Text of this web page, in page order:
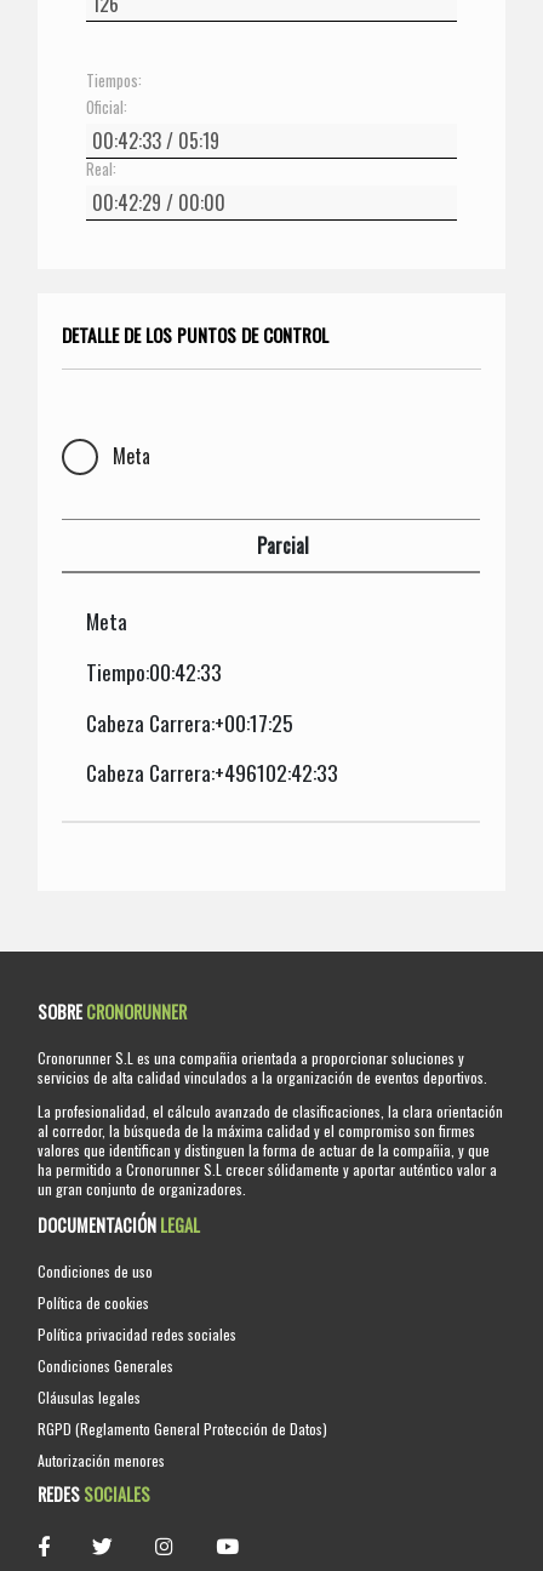
Tiempos:
Oficial:
Real:
DETALLE DE LOS PUNTOS DE CONTROL
Meta
Parcial
Meta
Tiempo:00:42:33
Cabeza Carrera:+00:17:25
Cabeza Carrera:+496102:42:33
SOBRECRONORUNNER
Cronorunner S.L es una compañia orientada a proporcionar soluciones y
servicios de alta calidad vinculados a la organización de eventos deportivos.
La profesionalidad, el cálculo avanzado de clasificaciones, la clara orientación
al corredor, la búsqueda de la máxima calidad y el compromiso son firmes
valores que identifican y distinguen la forma de actuar de la compañia, y que
ha permitido a Cronorunner S.L crecer sólidamente y aportar auténtico valor a
un gran conjunto de organizadores.
DOCUMENTACIÓNLEGAL
Condiciones de uso
Política de cookies
Política privacidad redes sociales
Condiciones Generales
Cláusulas legales
RGPD (Reglamento General Protección de Datos)
Autorización menores
REDESSOCIALES